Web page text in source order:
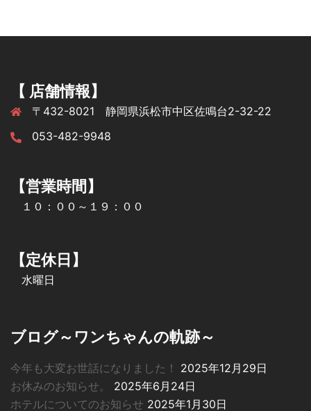
【 店舗情報】
〒432-8021 静岡県浜松市中区佐鳴台2-32-22
053-482-9948
【営業時間】
１０：００～１９：００
【定休日】
水曜日
ブログ～ワンちゃんの軌跡～
今年も大変お世話になりました！
2025年12月29日
お休みのお知らせ。
2025年6月24日
ホテルについてのお知らせ 2025年1月30日